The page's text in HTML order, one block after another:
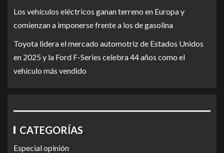
Los vehículos eléctricos ganan terreno en Europa y
comienzan a imponerse frente a los de gasolina
Toyota lidera el mercado automotriz de Estados Unidos
en 2025 y la Ford F-Series celebra 44 años como el
vehículo más vendido
CATEGORÍAS
Especial opinión